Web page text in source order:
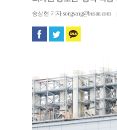
송상현 기자 songsang@busan.com